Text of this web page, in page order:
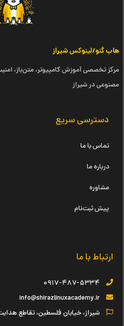
هاب گنو/لینوکس شیراز
مرکز تخصصی آموزش کامپیوتر، متن‌باز،
مصنوعی در شیراز
دسترسی سریع
تماس با ما
درباره ما
مشاوره
پیش ثبت‌نام
ارتباط با ما
۰۹۱۷-۴۸۷-۵۳۳۴
info@shirazlinuxacademy.ir
شیراز، خیابان فلسطین، تقاطع